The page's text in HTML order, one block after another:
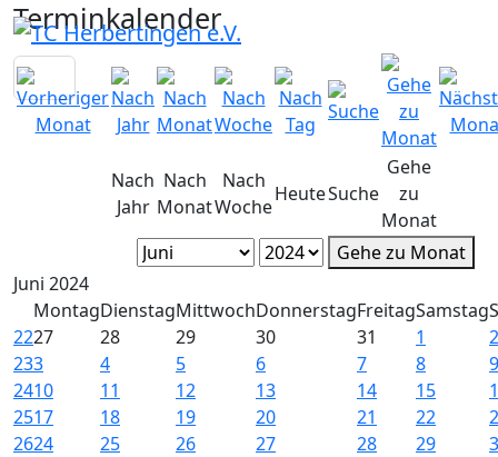
Terminkalender
Nach
Jahr
Nach
Monat
Nach
Woche
HeuteSuche
Gehe
zu
Monat
Gehe zu Monat
Juni 2024
MontagDienstagMittwochDonnerstagFreitagSamstag
2227 28 29 30 31 1
2
233 4 5 6 7 8
9
2410 11 12 13 14 15
2517 18 19 20 21 22
2624 25 26 27 28 29